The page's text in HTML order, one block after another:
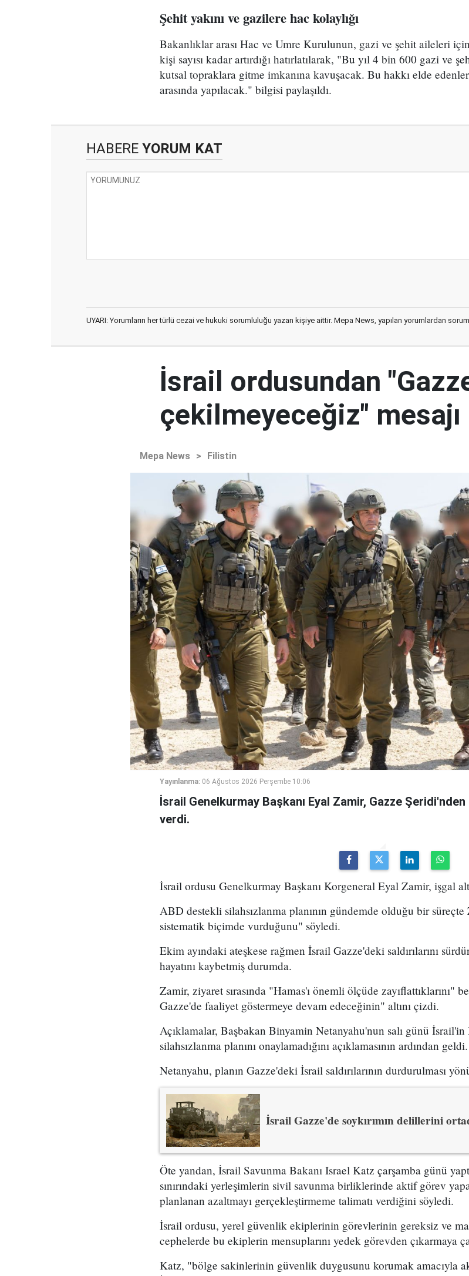
Şehit yakını ve gazilere hac kolaylığı
Bakanlıklar arası Hac ve Umre Kurulunun, gazi ve şehit aileleri
kişi sayısı kadar artırdığı hatırlatılarak, "Bu yıl 4 bin 600 gazi ve
kutsal topraklara gitme imkanına kavuşacak. Bu hakkı elde
arasında yapılacak." bilgisi paylaşıldı.
HABERE YORUM KAT
UYARI: Yorumların her türlü cezai ve hukuki sorumluluğu yazan kişiye aittir. Mepa News, yapılan yorumlardan
İsrail ordusundan
çekilmeyeceğiz" mesajı
Mepa News > Filistin
Yayınlanma: 06 Ağustos 2026 Perşembe 10:06
İsrail Genelkurmay Başkanı Eyal Zamir, Gazze
verdi.
İsrail ordusu Genelkurmay Başkanı Korgeneral Eyal Zamir, işgal
ABD destekli silahsızlanma planının gündemde olduğu bir
sistematik biçimde vurduğunu" söyledi.
Ekim ayındaki ateşkese rağmen İsrail Gazze'deki saldırılarını
hayatını kaybetmiş durumda.
Zamir, ziyaret sırasında "Hamas'ı önemli ölçüde zayıflattıklarını"
Gazze'de faaliyet göstermeye devam edeceğinin" altını çizdi.
Açıklamalar, Başbakan Binyamin Netanyahu'nun salı günü
silahsızlanma planını onaylamadığını açıklamasının ardından geldi.
Netanyahu, planın Gazze'deki İsrail saldırılarının durdurulması
İsrail Gazze'de soykırımın delillerini
Öte yandan, İsrail Savunma Bakanı Israel Katz çarşamba günü
sınırındaki yerleşimlerin sivil savunma birliklerinde aktif görev
planlanan azaltmayı gerçekleştirmeme talimatı verdiğini söyledi.
İsrail ordusu, yerel güvenlik ekiplerinin görevlerinin gereksiz ve
cephelerde bu ekiplerin mensuplarını yedek görevden çıkarmaya
Katz, "bölge sakinlerinin güvenlik duygusunu korumak amacıyla